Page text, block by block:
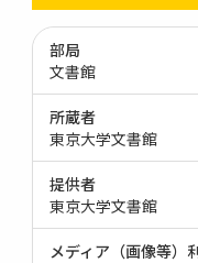
部局
文書館
所蔵者
東京大学文書館
提供者
東京大学文書館
メディア（画像等）